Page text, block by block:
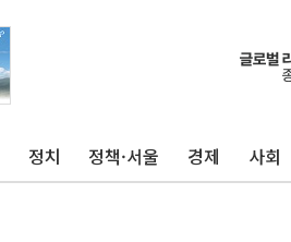
정치 정책·서울 경제 사회